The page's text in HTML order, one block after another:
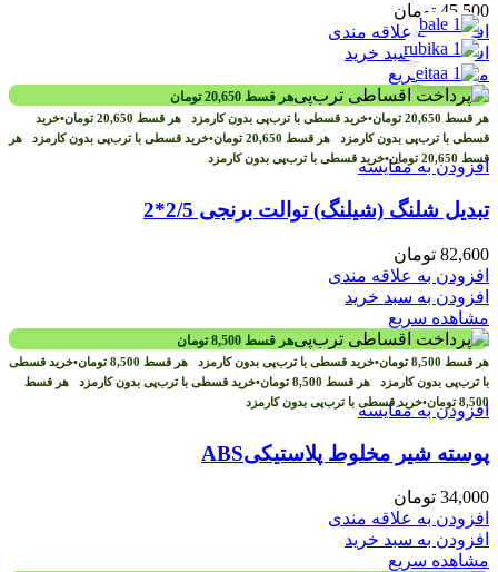
45,500 تومان
افزودن به علاقه مندی
افزودن به سبد خرید
مشاهده سریع
هر قسط 20,650 تومان
هر قسط 20,650 تومان•خرید قسطی با ترب‌پی بدون کارمزد هر قسط 20,650 تومان•خرید
قسطی با ترب‌پی بدون کارمزد هر قسط 20,650 تومان•خرید قسطی با ترب‌پی بدون کارمزد هر
قسط 20,650 تومان•خرید قسطی با ترب‌پی بدون کارمزدافزودن به مقایسه
تبدیل شلنگ (شیلنگ) توالت برنجی 2/5*2
82,600 تومان
افزودن به علاقه مندی
افزودن به سبد خرید
مشاهده سریع
هر قسط 8,500 تومان
هر قسط 8,500 تومان•خرید قسطی با ترب‌پی بدون کارمزد هر قسط 8,500 تومان•خرید قسطی
با ترب‌پی بدون کارمزد هر قسط 8,500 تومان•خرید قسطی با ترب‌پی بدون کارمزد هر قسط
8,500 تومان•خرید قسطی با ترب‌پی بدون کارمزدافزودن به مقایسه
پوسته شیر مخلوط پلاستیکیABS
34,000 تومان
افزودن به علاقه مندی
افزودن به سبد خرید
مشاهده سریع